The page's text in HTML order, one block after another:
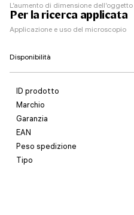
L’aumento di dimensione
Per la ricerca applicata
Applicazione e uso del microscopio
Disponibilità
ID prodotto
Marchio
Garanzia
EAN
Peso spedizione
Tipo